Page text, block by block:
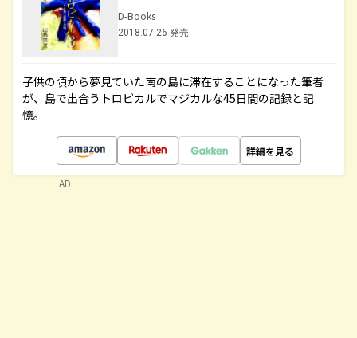
D-Books
2018.07.26 発売
子供の頃から夢見ていた南の島に滞在することになった筆者
が、島で出合うトロピカルでマジカルな45日間の記録と記
憶。
詳細を見る
AD